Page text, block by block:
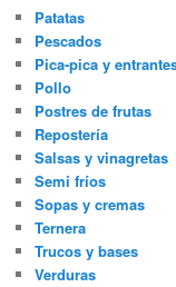
Patatas
Pescados
Pica-pica y
Pollo
Postres de frutas
Repostería
Salsas y vinagretas
Semi fríos
Sopas y cremas
Ternera
Trucos y bases
Verduras